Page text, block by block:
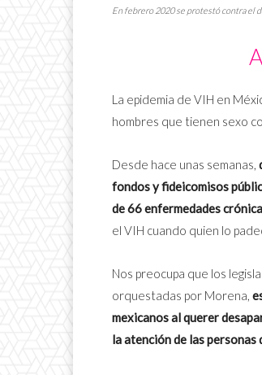
En febrero 2020 se protestó contra el
La epidemia de VIH en
hombres que tienen sexo
Desde hace unas semanas,
fondos y fideicomisos
de 66 enfermedades
el VIH cuando quien lo
Nos preocupa que los
orquestadas por Morena,
mexicanos al querer
la atención de las personas